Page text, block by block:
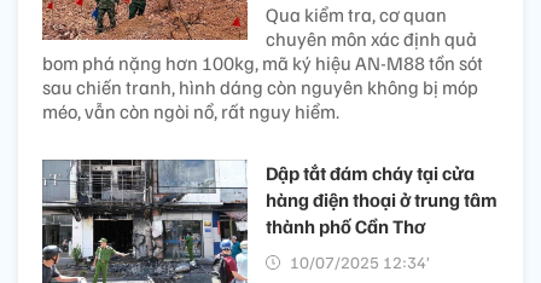
Qua kiểm tra, cơ quan
chuyên môn xác định quả
bom phá nặng hơn 100kg, mã ký hiệu AN-M88 tồn sót
sau chiến tranh, hình dáng còn nguyên không bị móp
méo, vẫn còn ngòi nổ, rất nguy hiểm.
Dập tắt đám cháy tại cửa
hàng điện thoại ở trung tâm
thành phố Cần Thơ
10/07/2025 12:34’